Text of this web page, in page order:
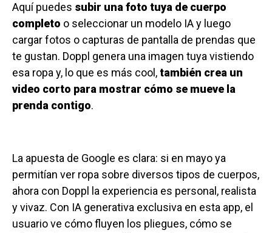
Aquí puedes subir una foto tuya de cuerpo
completo o seleccionar un modelo IA y luego
cargar fotos o capturas de pantalla de prendas que
te gustan. Doppl genera una imagen tuya vistiendo
esa ropa y, lo que es más cool,también crea un
video corto para mostrar cómo se mueve la
prenda contigo.
La apuesta de Google es clara: si en mayo ya
permitían ver ropa sobre diversos tipos de cuerpos,
ahora con Doppl la experiencia es personal, realista
y vivaz. Con IA generativa exclusiva en esta app, el
usuario ve cómo fluyen los pliegues, cómo se